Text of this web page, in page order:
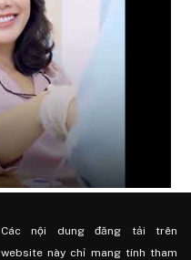
Các nội dung đăng tải trên
website này chỉ mang tính tham